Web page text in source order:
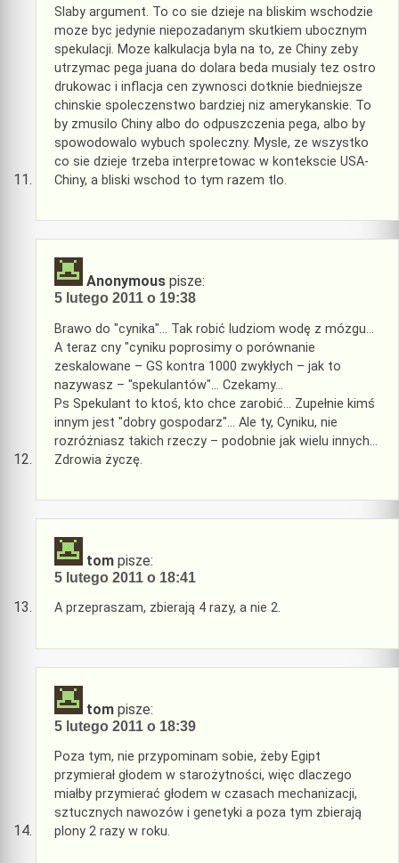
Slaby argument. To co sie dzieje na bliskim wschodzie
moze byc jedynie niepozadanym skutkiem ubocznym
spekulacji. Moze kalkulacja byla na to, ze Chiny zeby
utrzymac pega juana do dolara beda musialy tez ostro
drukowac i inflacja cen zywnosci dotknie biedniejsze
chinskie spoleczenstwo bardziej niz amerykanskie. To
by zmusilo Chiny albo do odpuszczenia pega, albo by
spowodowalo wybuch spoleczny. Mysle, ze wszystko
co sie dzieje trzeba interpretowac w kontekscie USA-
Chiny, a bliski wschod to tym razem tlo.
Anonymous pisze:
5 lutego 2011 o 19:38
Brawo do "cynika"… Tak robić ludziom wodę z mózgu…
A teraz cny "cyniku poprosimy o porównanie
zeskalowane – GS kontra 1000 zwykłych – jak to
nazywasz – "spekulantów"… Czekamy…
Ps Spekulant to ktoś, kto chce zarobić… Zupełnie kimś
innym jest "dobry gospodarz"… Ale ty, Cyniku, nie
rozróżniasz takich rzeczy – podobnie jak wielu innych…
Zdrowia życzę.
tom pisze:
5 lutego 2011 o 18:41
A przepraszam, zbierają 4 razy, a nie 2.
tom pisze:
5 lutego 2011 o 18:39
Poza tym, nie przypominam sobie, żeby Egipt
przymierał głodem w starożytności, więc dlaczego
miałby przymierać głodem w czasach mechanizacji,
sztucznych nawozów i genetyki a poza tym zbierają
plony 2 razy w roku.